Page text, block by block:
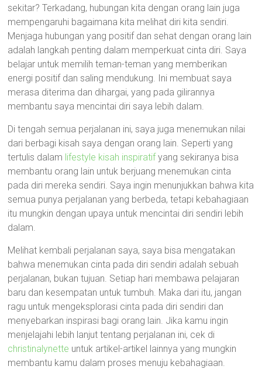
sekitar? Terkadang, hubungan kita dengan orang lain juga
mempengaruhi bagaimana kita melihat diri kita sendiri.
Menjaga hubungan yang positif dan sehat dengan orang lain
adalah langkah penting dalam memperkuat cinta diri. Saya
belajar untuk memilih teman-teman yang memberikan
energi positif dan saling mendukung. Ini membuat saya
merasa diterima dan dihargai, yang pada gilirannya
membantu saya mencintai diri saya lebih dalam.
Di tengah semua perjalanan ini, saya juga menemukan nilai
dari berbagi kisah saya dengan orang lain. Seperti yang
tertulis dalam lifestyle kisah inspiratifyang sekiranya bisa
membantu orang lain untuk berjuang menemukan cinta
pada diri mereka sendiri. Saya ingin menunjukkan bahwa kita
semua punya perjalanan yang berbeda, tetapi kebahagiaan
itu mungkin dengan upaya untuk mencintai diri sendiri lebih
dalam.
Melihat kembali perjalanan saya, saya bisa mengatakan
bahwa menemukan cinta pada diri sendiri adalah sebuah
perjalanan, bukan tujuan. Setiap hari membawa pelajaran
baru dan kesempatan untuk tumbuh. Maka dari itu, jangan
ragu untuk mengeksplorasi cinta pada diri sendiri dan
menyebarkan inspirasi bagi orang lain. Jika kamu ingin
menjelajahi lebih lanjut tentang perjalanan ini, cek di
christinalynette untuk artikel-artikel lainnya yang mungkin
membantu kamu dalam proses menuju kebahagiaan.